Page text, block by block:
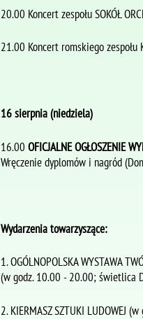
20.00 Koncert zespołu SOKÓŁ
21.00 Koncert romskiego zespołu
16 sierpnia (niedziela)
16.00 OFICJALNE OGŁOSZENIE
Wręczenie dyplomów i nagród
Wydarzenia towarzyszące:
1. OGÓLNOPOLSKA WYSTAWA
(w godz. 10.00 - 20.00; świetlica
2. KIERMASZ SZTUKI LUDOWEJ